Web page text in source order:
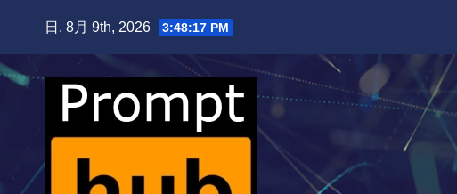
content
日. 8月 9th, 2026 3:48:19 PM